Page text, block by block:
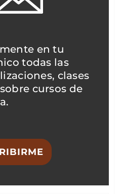
en tu
todas las
clases
cursos de